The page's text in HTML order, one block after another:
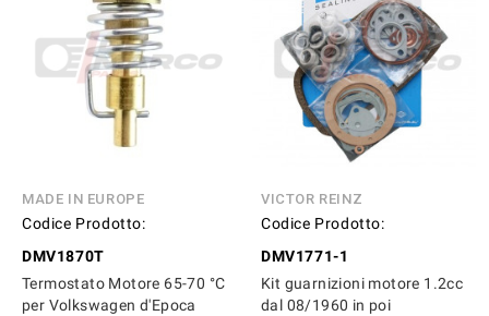
MADE IN EUROPE
Codice Prodotto:
DMV1870T
Termostato Motore 65-70 °C
per Volkswagen d'Epoca
VICTOR REINZ
Codice Prodotto:
DMV1771-1
Kit guarnizioni motore 1.2cc
dal 08/1960 in poi